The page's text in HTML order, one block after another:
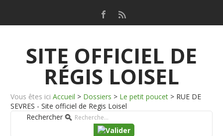
SITE OFFICIEL DE
RÉGIS LOISEL
Vous êtes ici Accueil > Dossiers > Le petit poucet > RUE DE
SEVRES - Site officiel de Regis Loisel
Rechercher